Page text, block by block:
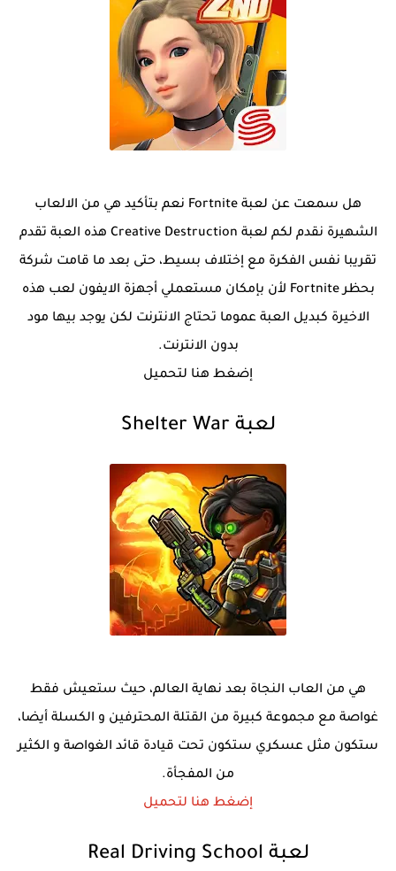
هل سمعت عن لعبة Fortnite نعم بتأكيد هي من الالعاب
الشهيرة نقدم لكم لعبة Creative Destruction هذه العبة تقدم
تقريبا نفس الفكرة مع إختلاف بسيط، حتى بعد ما قامت شركة
بحظر Fortnite لأن بإمكان مستعملي أجهزة الايفون لعب هذه
الاخيرة كبديل العبة عموما تحتاج الانترنت لكن يوجد بيها مود
بدون الانترنت.
إضغط هنا لتحميل
لعبة Shelter War
هي من العاب النجاة بعد نهاية العالم، حيث ستعيش فقط
غواصة مع مجموعة كبيرة من القتلة المحترفين و الكسلة أيضا،
ستكون مثل عسكري ستكون تحت قيادة قائد الغواصة و الكثير
من المفجأة.
إضغط هنا لتحميل
لعبة Real Driving School